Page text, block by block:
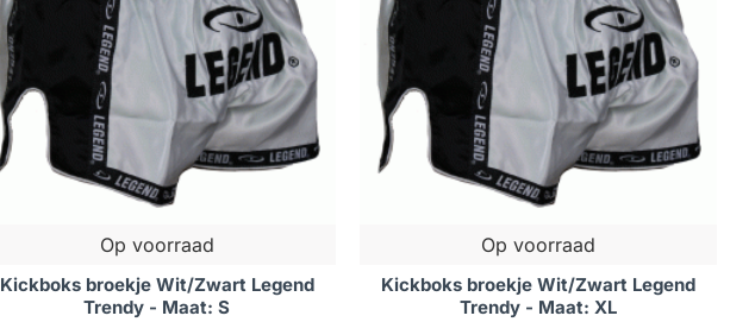
Op voorraad
Kickboks broekje Wit/Zwart Legend
Trendy - Maat: S
Op voorraad
Kickboks broekje Wit/Zwart Legend
Trendy - Maat: XL